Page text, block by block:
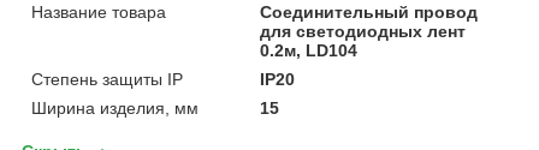
Название товара
Соединительный провод
для светодиодных лент
0.2м, LD104
Степень защиты IP
IP20
Ширина изделия, мм
15